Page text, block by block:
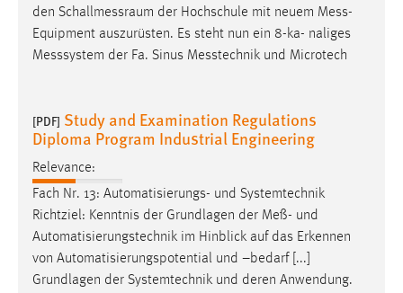
den Schallmessraum der Hochschule mit neuem Mess-
Equipment auszurüsten. Es steht nun ein 8-ka- naliges
Messsystem der Fa. Sinus Messtechnik und Microtech
[PDF] Study and Examination Regulations
Diploma Program Industrial Engineering
Relevance:
Fach Nr. 13: Automatisierungs- und Systemtechnik
Richtziel: Kenntnis der Grundlagen der Meß- und
Automatisierungstechnik im Hinblick auf das Erkennen
von Automatisierungspotential und –bedarf [...]
Grundlagen der Systemtechnik und deren Anwendung.